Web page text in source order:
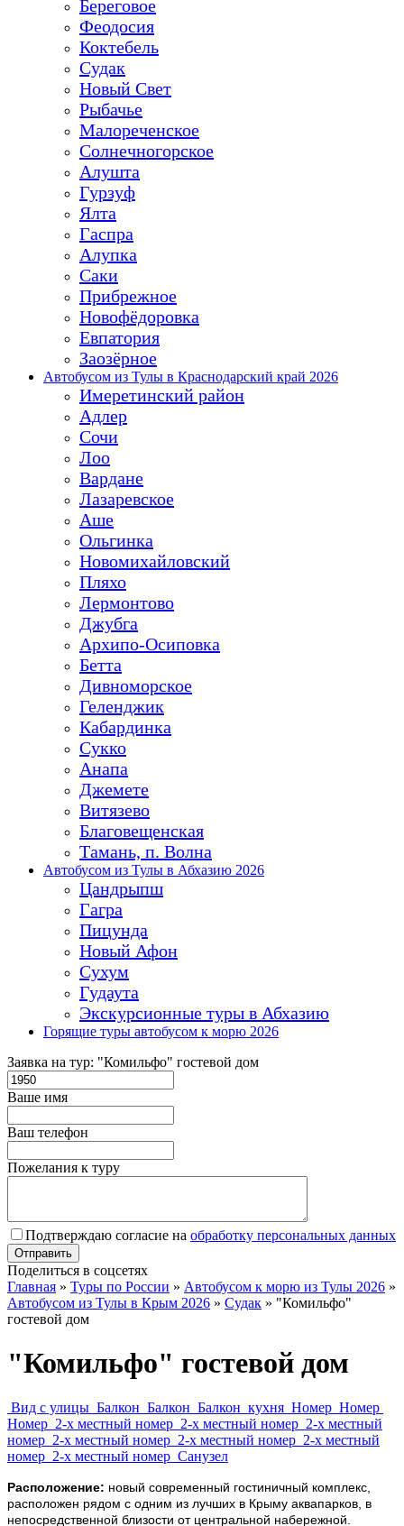
Береговое
Феодосия
Коктебель
Судак
Новый Свет
Рыбачье
Малореченское
Солнечногорское
Алушта
Гурзуф
Ялта
Гаспра
Алупка
Саки
Прибрежное
Новофёдоровка
Евпатория
Заозёрное
Автобусом из Тулы в Краснодарский край 2026
Имеретинский район
Адлер
Сочи
Лоо
Вардане
Лазаревское
Аше
Ольгинка
Новомихайловский
Пляхо
Лермонтово
Джубга
Архипо-Осиповка
Бетта
Дивноморское
Геленджик
Кабардинка
Сукко
Анапа
Джемете
Витязево
Благовещенская
Тамань, п. Волна
Автобусом из Тулы в Абхазию 2026
Цандрыпш
Гагра
Пицунда
Новый Афон
Сухум
Гудаута
Экскурсионные туры в Абхазию
Горящие туры автобусом к морю 2026
Заявка на тур: "Комильфо" гостевой дом
Ваше имя
Ваш телефон
Пожелания к туру
Подтверждаю согласие на обработку персональных данных
Поделиться в соцсетях
Главная » Туры по России » Автобусом к морю из Тулы 2026 »
Автобусом из Тулы в Крым 2026 » Судак » "Комильфо"
гостевой дом
"Комильфо" гостевой дом
Вид с улицы Балкон Балкон Балкон кухня Номер Номер
Номер 2-х местный номер 2-х местный номер 2-х местный
номер 2-х местный номер 2-х местный номер 2-х местный
номер 2-х местный номер Санузел
Расположение: новый современный гостиничный комплекс,
расположен рядом с одним из лучших в Крыму аквапарков, в
непосредственной близости от центральной набережной.